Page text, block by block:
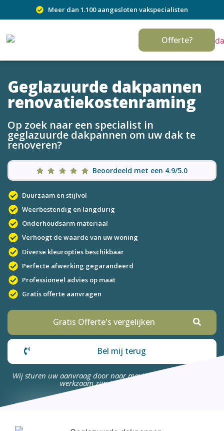
Meer dan 1.100 aangesloten vakspecialisten
Offerte?
Geglazuurde dakpannen
renovatiekostenraming
Op zoek naar een specialist in
geglazuurde dakpannen om uw dak te
renoveren?
Beoordeeld met een 4.9/5.0
Duurzaam en stijlvol
Weerbestendig en langdurig
Onderhoudsarm materiaal
Verhoogt de waarde van uw woning
Diverse kleuropties beschikbaar
Perfecte afwerking gegarandeerd
Professioneel advies op maat
Gratis offerte aanvragen
Gratis Offerte's vergelijken
Bel mij terug
Wij sturen uw aanvraag door naar maximaal 4 bedrijven die
werkzaam zijn in uw omgeving.